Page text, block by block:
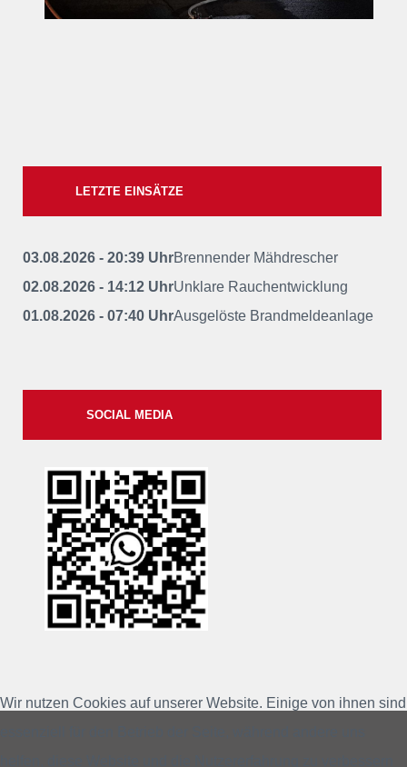
LETZTE EINSÄTZE
03.08.2026 - 20:39 UhrBrennender Mähdrescher
02.08.2026 - 14:12 UhrUnklare Rauchentwicklung
01.08.2026 - 07:40 UhrAusgelöste Brandmeldeanlage
SOCIAL MEDIA
Wir nutzen Cookies auf unserer Website. Einige von ihnen sind